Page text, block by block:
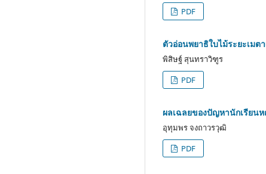
PDF
ตัวอ่อนพยาธิใบไม้ระยะเมต
พิสิษฐ์ สุนทราวิฑูร
PDF
ผลเฉลยของปัญหานักเรียน
อุทุมพร จงถาวรวุฒิ
PDF